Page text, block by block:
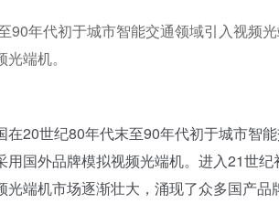
90年代初于城市智能交通领域引入视频
端机。
20世纪80年代末至90年代初于城市智
用国外品牌模拟视频光端机。进入21世
光端机市场逐渐壮大，涌现了众多国产